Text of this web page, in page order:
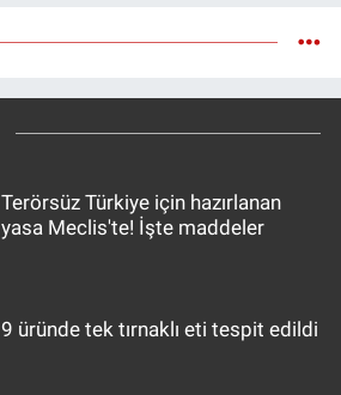
Terörsüz Türkiye için hazırlanan
yasa Meclis'te! İşte maddeler
9 üründe tek tırnaklı eti tespit edildi